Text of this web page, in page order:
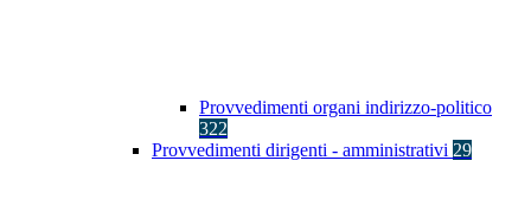
Provvedimenti organi indirizzo-politico
322
Provvedimenti dirigenti - amministrativi 29